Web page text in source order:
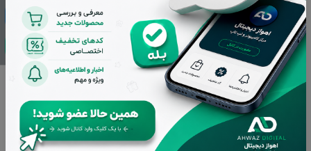
ممکن آماده خواهید کرد. این بدان معناست که تنها حدود 1.5 ساعت
(65 وات) شارژ مک بوک و 30 دقیقه (45 وات) شارژ کردن باتری
سامسونگ گلکسی اس 20 تا 76 درصد طول می کشد.
سیستم پاور اسپلیت اختراع شده بیسئوس برای محافظت از باتری آن،
قدرت دستگاه متصل را شناسایی و تنظیم می کند. در حالی که فناوری
GaN3 مسئول تبدیل کارآمد انرژی است که در مجموع 65 وات ارائه